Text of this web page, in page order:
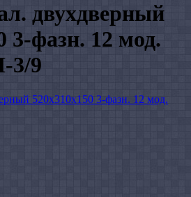
двухдверный
3-фазн. 12 мод.
3/9